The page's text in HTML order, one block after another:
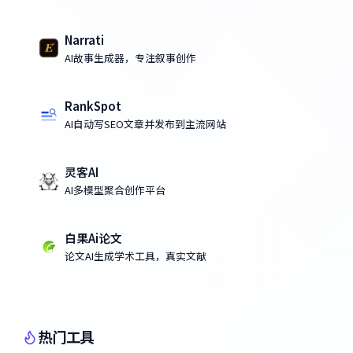
Narrati
AI故事生成器，专注叙事创作
RankSpot
AI自动写SEO文章并发布到主流网站
灵客AI
AI多模型聚合创作平台
白果Ai论文
论文AI生成学术工具，真实文献
热门工具